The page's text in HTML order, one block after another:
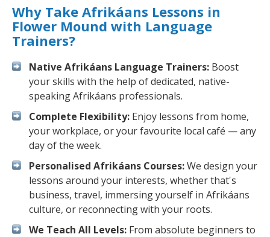
Why Take Afrikáans Lessons in
Flower Mound with Language
Trainers?
Native Afrikáans Language Trainers: Boost
your skills with the help of dedicated, native-
speaking Afrikáans professionals.
Complete Flexibility: Enjoy lessons from home,
your workplace, or your favourite local café — any
day of the week.
Personalised Afrikáans Courses:We design your
lessons around your interests, whether that's
business, travel, immersing yourself in Afrikáans
culture, or reconnecting with your roots.
We Teach All Levels: From absolute beginners to